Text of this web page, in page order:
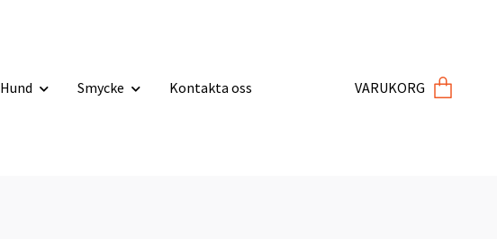
Hund Smycke Kontakta oss VARUKORG